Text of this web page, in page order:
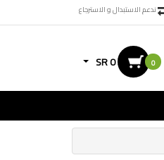
ندعم الاستبدال و الاسترجاع
0
SR 0